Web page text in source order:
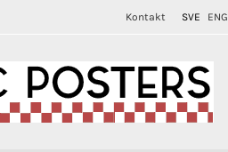
Kontakt SVE ENG